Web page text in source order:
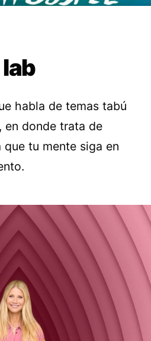
habla de temas tabú
en donde trata de
tu mente siga en